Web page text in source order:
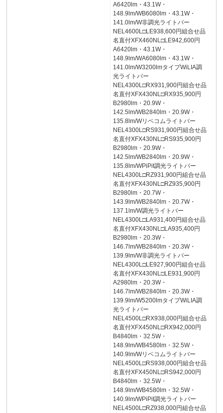
A6420lm・43.1W・
148.9lm/WB6080lm・43.1W・
141.0lm/W非調光ライトバー
NEL4600L□LE938,600円組合せ品
名直付XFX460NL□LE942,600円
A6420lm・43.1W・
148.9lm/WA6080lm・43.1W・
141.0lm/W3200lmタイプWiLIA調
光ライトバー
NEL4300L□RX931,900円組合せ品
名直付XFX430NL□RX935,900円
B2980lm・20.9W・
142.5lm/WB2840lm・20.9W・
135.8lm/Wリベコムライトバー
NEL4300L□RS931,900円組合せ品
名直付XFX430NL□RS935,900円
B2980lm・20.9W・
142.5lm/WB2840lm・20.9W・
135.8lm/WPiPit調光ライトバー
NEL4300L□RZ931,900円組合せ品
名直付XFX430NL□RZ935,900円
B2980lm・20.7W・
143.9lm/WB2840lm・20.7W・
137.1lm/W調光ライトバー
NEL4300L□LA931,400円組合せ品
名直付XFX430NL□LA935,400円
B2980lm・20.3W・
146.7lm/WB2840lm・20.3W・
139.9lm/W非調光ライトバー
NEL4300L□LE927,900円組合せ品
名直付XFX430NL□LE931,900円
A2980lm・20.3W・
146.7lm/WB2840lm・20.3W・
139.9lm/W5200lmタイプWiLIA調
光ライトバー
NEL4500L□RX938,000円組合せ品
名直付XFX450NL□RX942,000円
B4840lm・32.5W・
148.9lm/WB4580lm・32.5W・
140.9lm/Wリベコムライトバー
NEL4500L□RS938,000円組合せ品
名直付XFX450NL□RS942,000円
B4840lm・32.5W・
148.9lm/WB4580lm・32.5W・
140.9lm/WPiPit調光ライトバー
NEL4500L□RZ938,000円組合せ品